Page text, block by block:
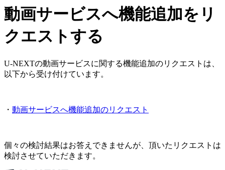
動画サービスへ機能追加をリ
クエストする
U-NEXTの動画サービスに関する機能追加のリクエストは、
以下から受け付けています。
・ 動画サービスへ機能追加のリクエスト
個々の検討結果はお答えできませんが、頂いたリクエストは
検討させていただきます。